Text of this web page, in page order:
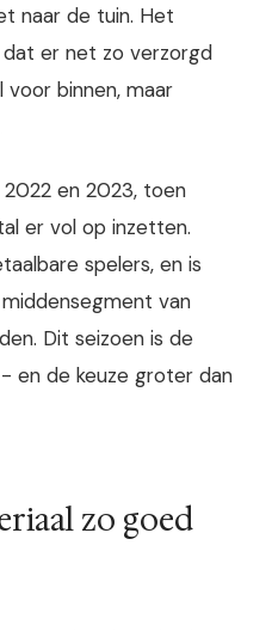
naar de tuin. Het
er net zo verzorgd
binnen, maar
en 2023, toen
er vol op inzetten.
spelers, en is
van
Dit seizoen is de
en de keuze groter dan
zo goed